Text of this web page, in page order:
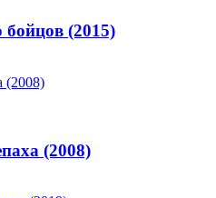
бойцов (2015)
(2008)